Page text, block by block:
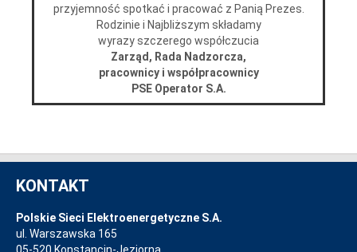
przyjemność spotkać i pracować z Panią Prezes.
Rodzinie i Najbliższym składamy
wyrazy szczerego współczucia
Zarząd, Rada Nadzorcza,
pracownicy i współpracownicy
PSE Operator S.A.
KONTAKT
Polskie Sieci Elektroenergetyczne S.A.
ul. Warszawska 165